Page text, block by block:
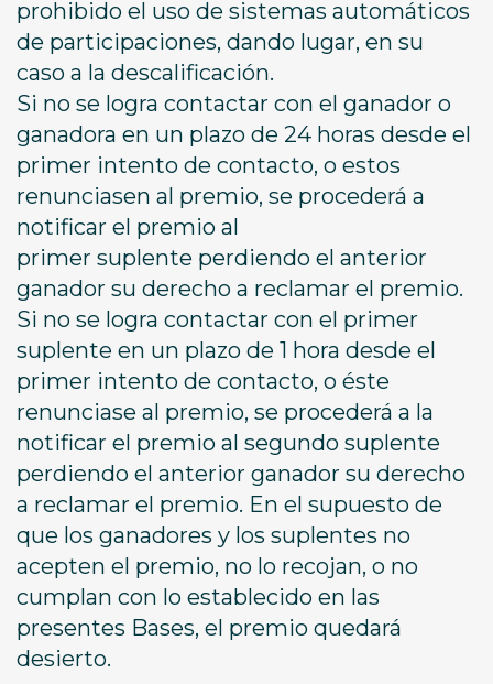
prohibido el uso de sistemas automáticos
de participaciones, dando lugar, en su
caso a la descalificación.
Si no se logra contactar con el ganador o
ganadora en un plazo de 24 horas desde el
primer intento de contacto, o estos
renunciasen al premio, se procederá a
notificar el premio al
primer suplente perdiendo el anterior
ganador su derecho a reclamar el premio.
Si no se logra contactar con el primer
suplente en un plazo de 1 hora desde el
primer intento de contacto, o éste
renunciase al premio, se procederá a la
notificar el premio al segundo suplente
perdiendo el anterior ganador su derecho
a reclamar el premio. En el supuesto de
que los ganadores y los suplentes no
acepten el premio, no lo recojan, o no
cumplan con lo establecido en las
presentes Bases, el premio quedará
desierto.